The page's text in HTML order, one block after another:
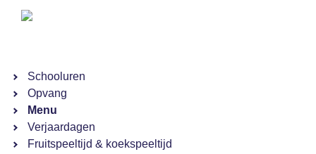
Schooluren
Opvang
Menu
Verjaardagen
Fruitspeeltijd & koekspeeltijd